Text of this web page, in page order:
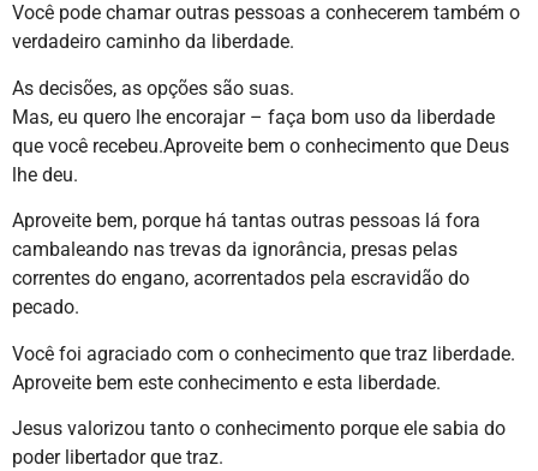
Você pode chamar outras pessoas a conhecerem também o
verdadeiro caminho da liberdade.
As decisões, as opções são suas.
Mas, eu quero lhe encorajar – faça bom uso da liberdade
que você recebeu.Aproveite bem o conhecimento que Deus
lhe deu.
Aproveite bem, porque há tantas outras pessoas lá fora
cambaleando nas trevas da ignorância, presas pelas
correntes do engano, acorrentados pela escravidão do
pecado.
Você foi agraciado com o conhecimento que traz liberdade.
Aproveite bem este conhecimento e esta liberdade.
Jesus valorizou tanto o conhecimento porque ele sabia do
poder libertador que traz.